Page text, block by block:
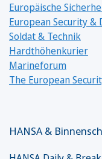
Europäische
European Security &
Soldat & Technik
Hardthöhenkurier
Marineforum
The European
HANSA &